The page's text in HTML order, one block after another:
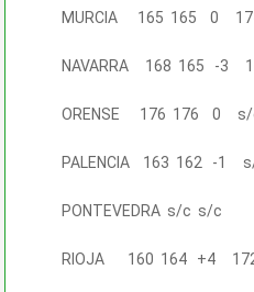
MURCIA 165 165 0
NAVARRA 168 165 -3
ORENSE 176 176 0
PALENCIA 163 162 -
PONTEVEDRA s/c s/
RIOJA 160 164 +4